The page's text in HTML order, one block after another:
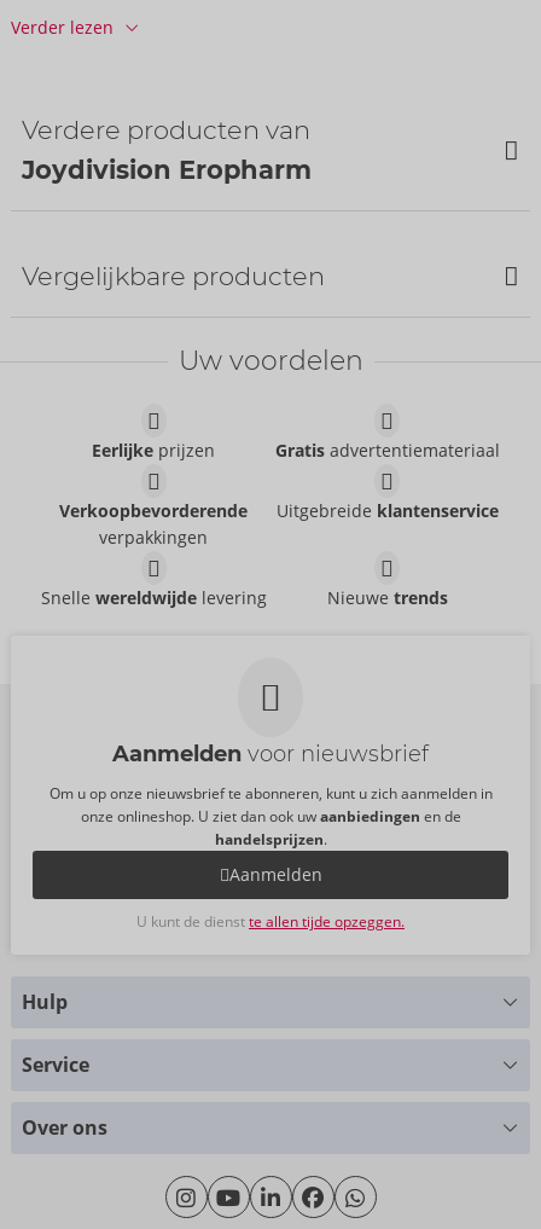
Verder lezen
Verdere producten van
Joydivision Eropharm
AQUAglide anal
Joydivision Eropharm
06313370000
1000 ml
AQUAglide liquid
Joydivision Eropharm
18,95 €
Vergelijkbare producten
Performance Original
Uw voordelen
Eerlijke prijzen Gratisadvertentiemateriaal
Verkoopbevorderende
verpakkingen
Uitgebreide klantenservice
Snelle wereldwijdelevering Nieuwe trends
Aanmelden voor nieuwsbrief
Om u op onze nieuwsbrief te abonneren, kunt u zich aanmelden in
onze onlineshop. U ziet dan ook uwaanbiedingen en de
handelsprijzen.
Aanmelden
U kunt de dienstte allen tijde opzeggen.
Hulp
Maandag - Donderdag: 09.00 - 16.00 uur
Vrijdag: 09.00 - 15.00 uur
Service
Over ons
Over ons
Duurzaamheid